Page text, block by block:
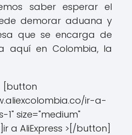
saber esperar el
demorar aduana y
que se encarga de
aquí en Colombia, la
[button
ir-a-
1" size="medium"
a AliExpress >[/button]